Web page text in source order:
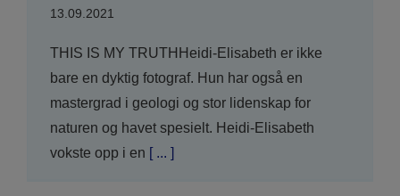
13.09.2021
THIS IS MY TRUTHHeidi-Elisabeth er ikke
bare en dyktig fotograf. Hun har også en
mastergrad i geologi og stor lidenskap for
naturen og havet spesielt. Heidi-Elisabeth
vokste opp i en [ ... ]